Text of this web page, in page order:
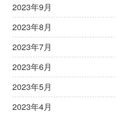
2023年9月
2023年8月
2023年7月
2023年6月
2023年5月
2023年4月